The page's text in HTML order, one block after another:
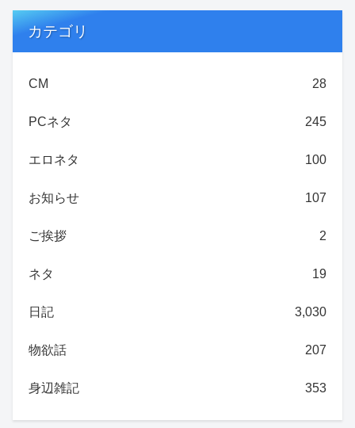
カテゴリ
CM 28
PCネタ 245
エロネタ 100
お知らせ 107
ご挨拶 2
ネタ 19
日記 3,030
物欲話 207
身辺雑記 353